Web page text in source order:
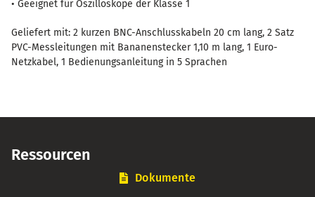
• Geeignet für Oszilloskope der Klasse 1
Geliefert mit: 2 kurzen BNC-Anschlusskabeln 20 cm lang, 2 Satz
PVC-Messleitungen mit Bananenstecker 1,10 m lang, 1 Euro-
Netzkabel, 1 Bedienungsanleitung in 5 Sprachen
Ressourcen
Dokumente